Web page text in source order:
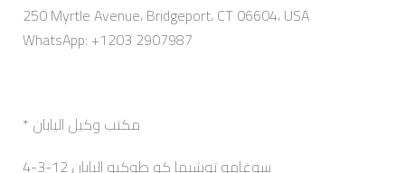
250 Myrtle Avenue، Bridgeport، CT 06604، USA
WhatsApp: +1203 2907987
* مكتب وكيل اليابان
4-3-12 سوغامو توشيما كو طوكيو اليابان